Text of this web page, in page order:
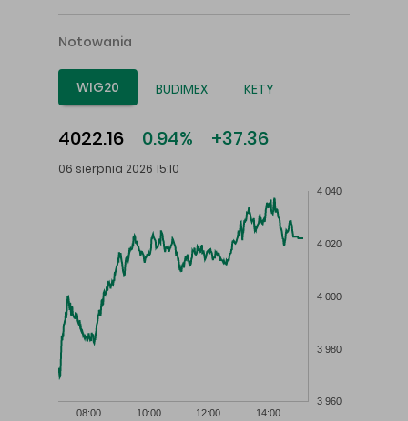
Notowania
WIG20 BUDIMEX KETY
4022.16 0.94% +37.36
06 sierpnia 2026 15:10
08:00 10:00 12:00 14:00
3 960
3 980
4 000
4 020
4 040